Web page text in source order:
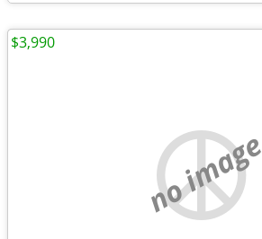
no image
$3,990